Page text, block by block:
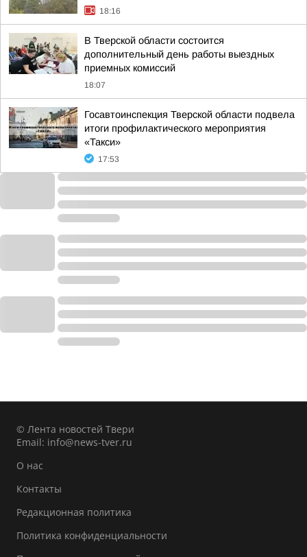
18:16
В Тверской области состоится
дополнительный день работы выездных
приемных комиссий
18:07
Госавтоинспекция Тверской области подвела
итоги профилактического мероприятия
«Такси»
17:53
© Лента новостей Твери
Email: info@news-tver.ru
О нас
Контакты
Редакционная политика
Политика конфиденциальности